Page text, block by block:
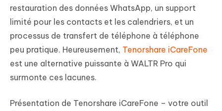
restauration des données WhatsApp, un support
limité pour les contacts et les calendriers, et un
processus de transfert de téléphone à téléphone
peu pratique. Heureusement, Tenorshare iCareFone
est une alternative puissante à WALTR Pro qui
surmonte ces lacunes.
Présentation de Tenorshare iCareFone – votre outil